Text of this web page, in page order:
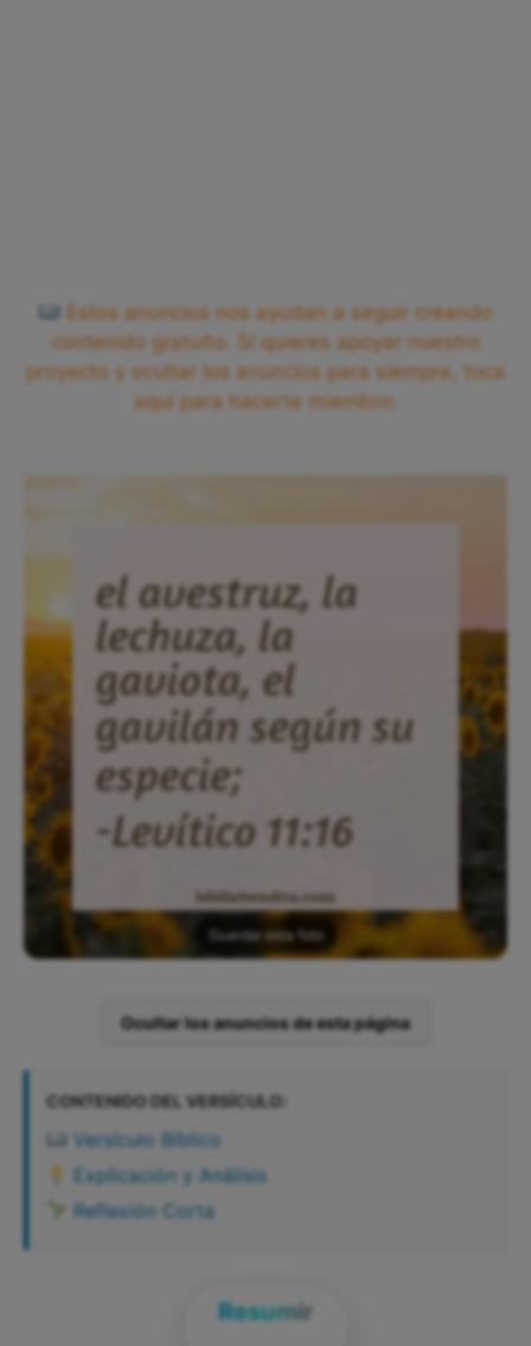
Estos anuncios nos ayudan a seguir creando
contenido gratuito. Si quieres apoyar nuestro
proyecto y ocultar los anuncios para siempre, toca
aquí para hacerte miembro.
Guardar esta foto
Ocultar los anuncios de esta página
CONTENIDO DEL VERSÍCULO:
Versículo Bíblico
Explicación y Análisis
Reflexión Corta
Resumir